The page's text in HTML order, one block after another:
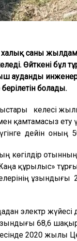
саны жылдам
Өйткені бұл
ауданды
берілетін болады.
келесі жылы
қамтамасыз
дейін
көгілдір отынның
құрылыс»
электр
68,6
2020 жылы